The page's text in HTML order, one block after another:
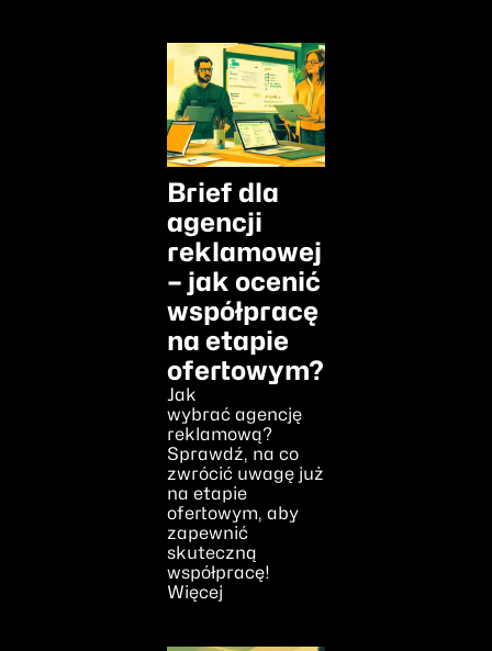
Brief dla
agencji
reklamowej
– jak ocenić
współpracę
na etapie
ofertowym?
Jak
wybrać agencję
reklamową?
Sprawdź, na co
zwrócić uwagę już
na etapie
ofertowym, aby
zapewnić
skuteczną
współpracę!
Więcej